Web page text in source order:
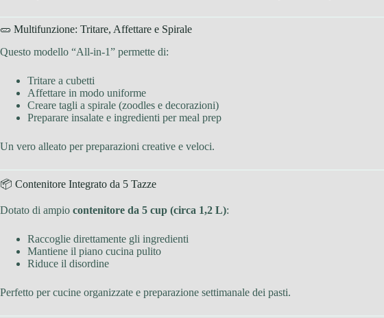
🥒 Multifunzione: Tritare, Affettare e Spirale
Questo modello “All-in-1” permette di:
Tritare a cubetti
Affettare in modo uniforme
Creare tagli a spirale (zoodles e decorazioni)
Preparare insalate e ingredienti per meal prep
Un vero alleato per preparazioni creative e veloci.
📦 Contenitore Integrato da 5 Tazze
Dotato di ampio contenitore da 5 cup (circa 1,2 L):
Raccoglie direttamente gli ingredienti
Mantiene il piano cucina pulito
Riduce il disordine
Perfetto per cucine organizzate e preparazione settimanale dei pasti.